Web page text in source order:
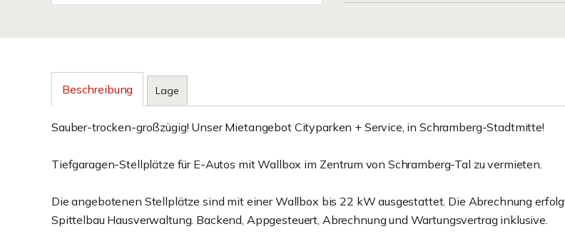
Beschreibung Lage
Sauber-trocken-großzügig! Unser Mietangebot Cityparken + Service, in Schramberg-Stadtmitte!
Tiefgaragen-Stellplätze für E-Autos mit Wallbox im Zentrum von Schramberg-Tal zu vermieten.
Die angebotenen Stellplätze sind mit einer Wallbox bis 22 kW ausgestattet. Die Abrechnung
Spittelbau Hausverwaltung. Backend, Appgesteuert, Abrechnung und Wartungsvertrag inklusive.